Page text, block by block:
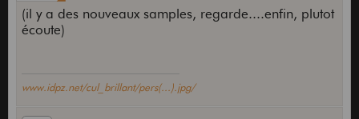
(il y a des nouveaux samples, regarde....enfin, plutot
écoute)
www.idpz.net/cul_brillant/pers(...).jpg/